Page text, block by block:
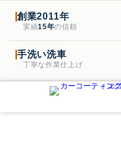
創業2011年
実績15年の信頼
手洗い洗車
丁寧な作業仕上げ